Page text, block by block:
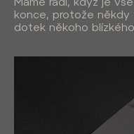
Máme rádi, když je
konce, protože někdy
dotek někoho